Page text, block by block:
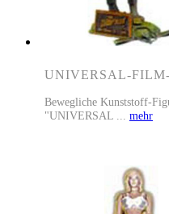
UNIVERSAL-
Bewegliche Kunststoff-
"UNIVERSAL ... mehr